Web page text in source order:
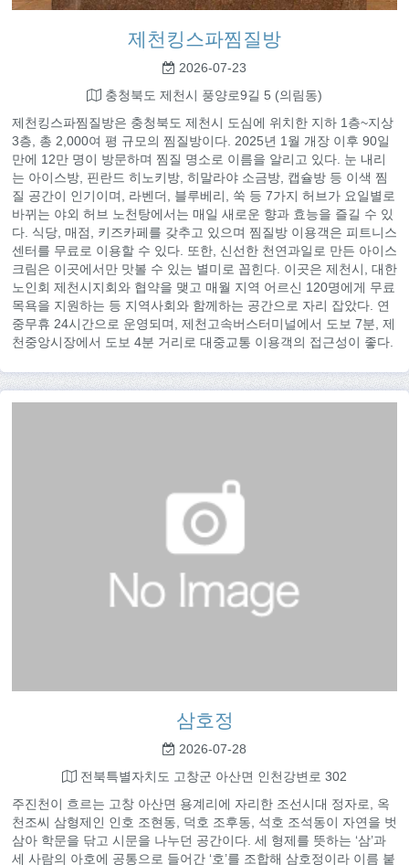
제천킹스파찜질방
2026-07-23
충청북도 제천시 풍양로9길 5 (의림동)
제천킹스파찜질방은 충청북도 제천시 도심에 위치한 지하 1층~지상
3층, 총 2,000여 평 규모의 찜질방이다. 2025년 1월 개장 이후 90일
만에 12만 명이 방문하며 찜질 명소로 이름을 알리고 있다. 눈 내리
는 아이스방, 핀란드 히노키방, 히말라야 소금방, 캡슐방 등 이색 찜
질 공간이 인기이며, 라벤더, 블루베리, 쑥 등 7가지 허브가 요일별로
바뀌는 야외 허브 노천탕에서는 매일 새로운 향과 효능을 즐길 수 있
다. 식당, 매점, 키즈카페를 갖추고 있으며 찜질방 이용객은 피트니스
센터를 무료로 이용할 수 있다. 또한, 신선한 천연과일로 만든 아이스
크림은 이곳에서만 맛볼 수 있는 별미로 꼽힌다. 이곳은 제천시, 대한
노인회 제천시지회와 협약을 맺고 매월 지역 어르신 120명에게 무료
목욕을 지원하는 등 지역사회와 함께하는 공간으로 자리 잡았다. 연
중무휴 24시간으로 운영되며, 제천고속버스터미널에서 도보 7분, 제
천중앙시장에서 도보 4분 거리로 대중교통 이용객의 접근성이 좋다.
삼호정
2026-07-28
전북특별자치도 고창군 아산면 인천강변로 302
주진천이 흐르는 고창 아산면 용계리에 자리한 조선시대 정자로, 옥
천조씨 삼형제인 인호 조현동, 덕호 조후동, 석호 조석동이 자연을 벗
삼아 학문을 닦고 시문을 나누던 공간이다. 세 형제를 뜻하는 ‘삼’과
세 사람의 아호에 공통으로 들어간 ‘호’를 조합해 삼호정이라 이름 붙